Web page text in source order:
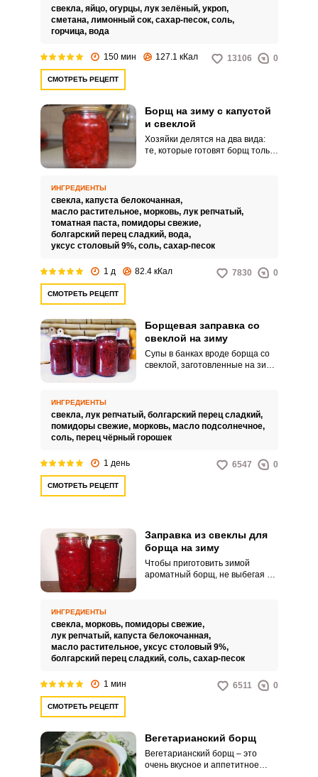
свекла, яйцо, огурцы, лук зелёный, укроп,
сметана, лимонный сок, сахар-песок, соль,
горчица, вода
150 мин 127.1 кКал 13106 0
СМОТРЕТЬ РЕЦЕПТ
Борщ на зиму с капустой
и свеклой
Хозяйки делятся на два вида:
те, которые готовят борщ только
вкусный борщ с добавлением
белокочанной капусты, который
согреет зимними вечерами.
ИНГРЕДИЕНТЫ
свекла, капуста белокочанная,
масло растительное, морковь, лук репчатый,
томатная паста, помидоры свежие,
болгарский перец сладкий, вода,
уксус столовый 9%, соль, сахар-песок
1 д 82.4 кКал 7830 0
СМОТРЕТЬ РЕЦЕПТ
Борщевая заправка со
свеклой на зиму
Супы в банках вроде борща со
свеклой, заготовленные на зиму,
года покупка овощей, которые
летом на огороде не стоят ни
копейки, может обойтись
неприлично дорого.
ИНГРЕДИЕНТЫ
свекла, лук репчатый, болгарский перец сладкий,
помидоры свежие, морковь, масло подсолнечное,
соль, перец чёрный горошек
1 день 6547 0
СМОТРЕТЬ РЕЦЕПТ
Заправка из свеклы для
борща на зиму
Чтобы приготовить зимой
ароматный борщ, не выбегая в
случае сварить мясной бульон,
положить заправку, пряности и
при желании положить
нарезанный картофель.
ИНГРЕДИЕНТЫ
свекла, морковь, помидоры свежие,
лук репчатый, капуста белокочанная,
масло растительное, уксус столовый 9%,
болгарский перец сладкий, соль, сахар-песок
1 мин 6511 0
СМОТРЕТЬ РЕЦЕПТ
Вегетарианский борщ
Вегетарианский борщ – это
очень вкусное и аппетитное